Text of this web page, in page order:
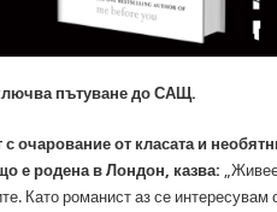
пътуване до САЩ.
очарование от класата и
е родена в Лондон, казва:
Като романист аз се интересувам